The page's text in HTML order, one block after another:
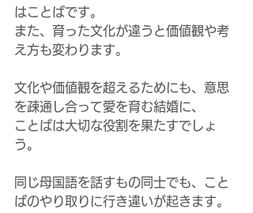
はことばです。
また、育った文化が違うと価値観や考
え方も変わります。
文化や価値観を超えるためにも、意思
を疎通し合って愛を育む結婚に、
ことばは大切な役割を果たすでしょ
う。
同じ母国語を話すもの同士でも、こと
ばのやり取りに行き違いが起きます。